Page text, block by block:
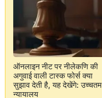
ऑनलाइन नीट पर नीलेकणि की
अगुवाई वाली टास्क फोर्स क्या
सुझाव देती है, यह देखेंगे: उच्चतम
न्यायालय